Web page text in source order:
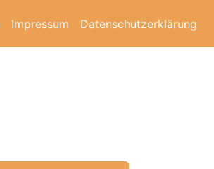
Impressum Datenschutzerklärung